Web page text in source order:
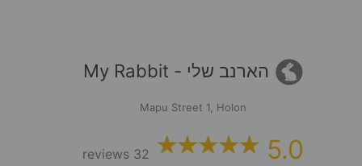
הארנב שלי - My Rabbit
Mapu Street 1, Holon
5.0
32 reviews